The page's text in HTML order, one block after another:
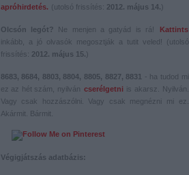
apróhirdetés. (utolsó frissítés: 2012. május 14.)
Olcsón legót? Ne menjen a gatyád is rá!
Kattints
inkább, a jó olvasók megosztják a tutit veled! (utolsó
frissítés: 2012. május 15.)
8683, 8684, 8803, 8804, 8805, 8827, 8831 - ha tudod mi
ez az hét szám, nyilván
cserélgetni
is akarsz. Nyilván.
Vagy csak hozzászólni. Vagy csak megnézni mi ez.
Akármit. Bármit.
Végigjátszás adatbázis: